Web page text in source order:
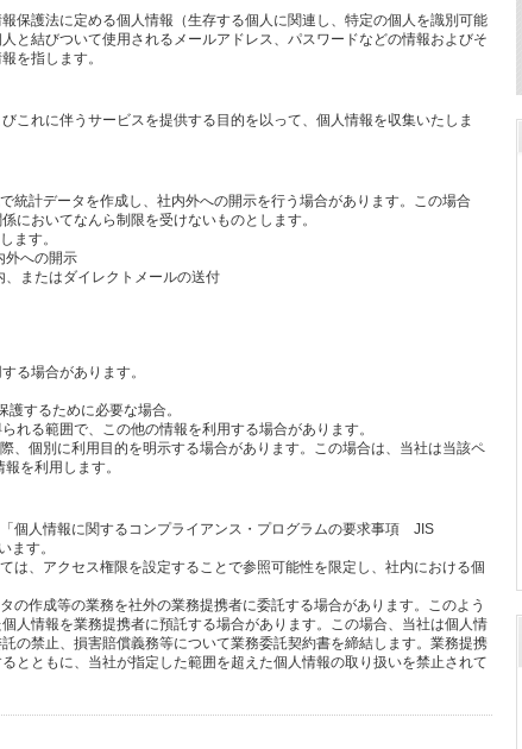
保護法に定める個人情報（生存する個人に関連し、特定の個人を識別可能
と結びついて使用されるメールアドレス、パスワードなどの情報およびそ
を指します。
これに伴うサービスを提供する目的を以って、個人情報を収集いたしま
統計データを作成し、社内外への開示を行う場合があります。この場合
においてなんら制限を受けないものとします。
ます。
外への開示
またはダイレクトメールの送付
る場合があります。
するために必要な場合。
れる範囲で、この他の情報を利用する場合があります。
、個別に利用目的を明示する場合があります。この場合は、当社は当該ペ
を利用します。
個人情報に関するコンプライアンス・プログラムの要求事項 JIS
ます。
は、アクセス権限を設定することで参照可能性を限定し、社内における個
作成等の業務を社外の業務提携者に委託する場合があります。このよう
人情報を業務提携者に預託する場合があります。この場合、当社は個人情
の禁止、損害賠償義務等について業務委託契約書を締結します。業務提携
とともに、当社が指定した範囲を超えた個人情報の取り扱いを禁止されて